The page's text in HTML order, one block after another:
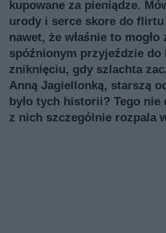
kupowane za pieniądze.
urody i serce skore do
nawet, że właśnie to
spóźnionym przyjeździe do
zniknięciu, gdy szlachta
Anną Jagiellonką, starszą
było tych historii? Tego
z nich szczególnie rozpala